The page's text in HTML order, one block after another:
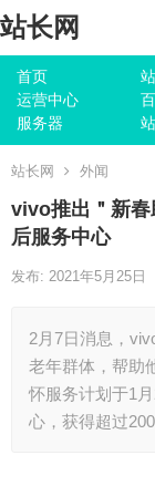
站长网
首页
运营中心
服务器
站长网 外闻
vivo推出＂新春
后服务中心
发布: 2021年5月25日
2月7日消息，
老年群体，帮助
怀服务计划于1
心，获得超过